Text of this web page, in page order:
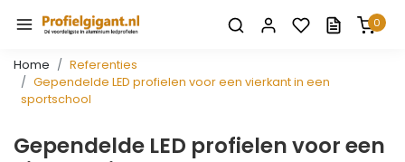
0
Home
Referenties
Gependelde LED profielen voor een vierkant in een
sportschool
Gependelde LED profielen voor een